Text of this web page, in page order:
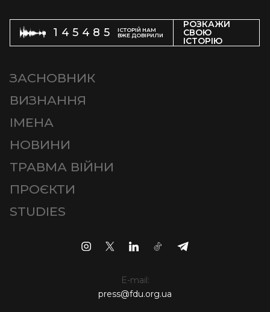
145485
ІСТОРІЙ НАМ
ВЖЕ ДОВІРИЛИ
РОЗКАЖИ
СВОЮ
ІСТОРІЮ
ЗАСНОВНИК
ВИЗНАННЯ
ІМЕНА
НОВИНИ
ТРАВМА ВІЙНИ
ПРОЄКТИ
STUDIES
E-mail:
press@fdu.org.ua